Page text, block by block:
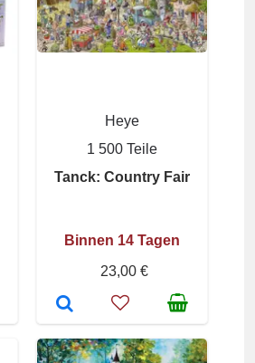
Heye
1 500 Teile
Tanck: Country Fair
Binnen 14 Tagen
23,00 €